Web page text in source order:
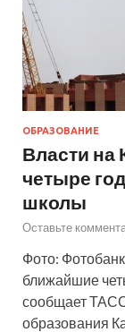
ОБРАЗОВАНИЕ
Власти на
четыре
школы
Оставьте
Фото:
ближайшие
сообщает
образования